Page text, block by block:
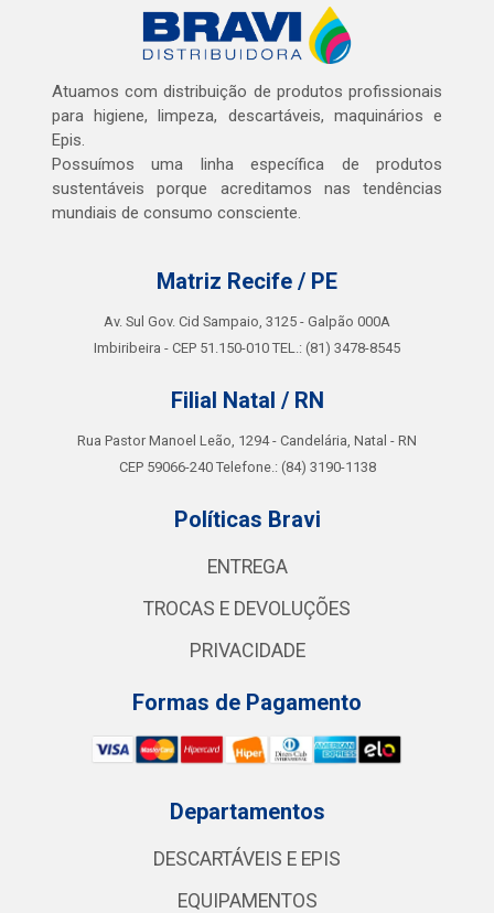
Atuamos com distribuição de produtos profissionais
para higiene, limpeza, descartáveis, maquinários e
Epis.
Possuímos uma linha específica de produtos
sustentáveis porque acreditamos nas tendências
mundiais de consumo consciente.
Matriz Recife / PE
Av. Sul Gov. Cid Sampaio, 3125 - Galpão 000A
Imbiribeira - CEP 51.150-010 TEL.: (81) 3478-8545
Filial Natal / RN
Rua Pastor Manoel Leão, 1294 - Candelária, Natal - RN
CEP 59066-240 Telefone.: (84) 3190-1138
Políticas Bravi
ENTREGA
TROCAS E DEVOLUÇÕES
PRIVACIDADE
Formas de Pagamento
Departamentos
DESCARTÁVEIS E EPIS
EQUIPAMENTOS